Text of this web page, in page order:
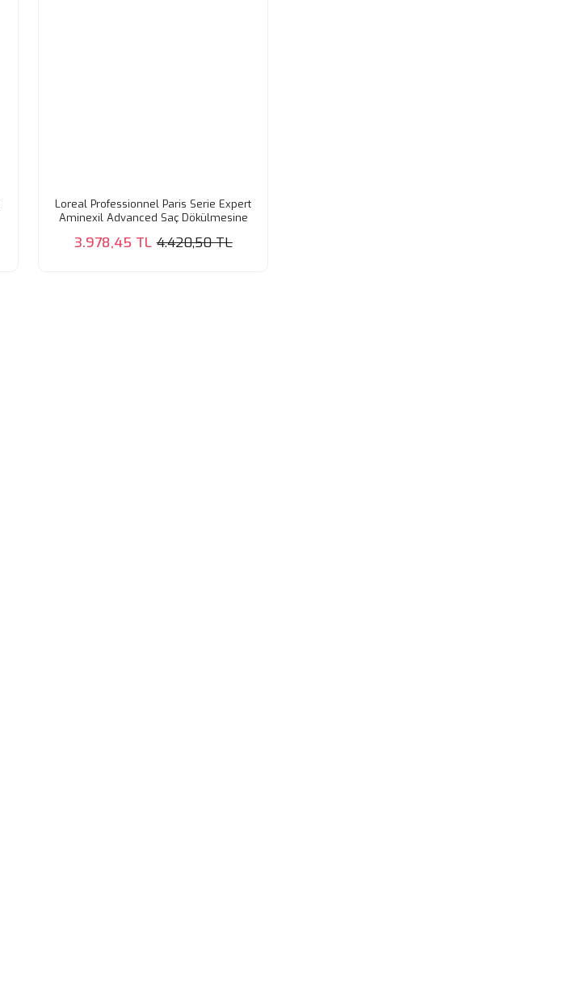
Loreal Professionnel Paris Serie Expert
Aminexil Advanced Saç Dökülmesine
3.978,45 TL 4.420,50 TL